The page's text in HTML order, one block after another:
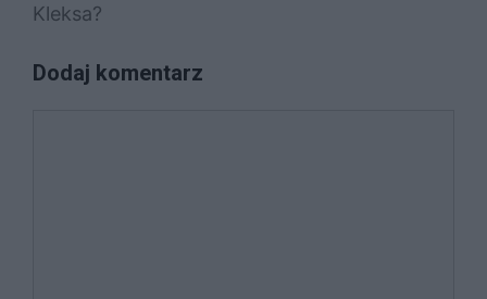
Kleksa?
Dodaj komentarz